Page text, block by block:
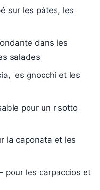
sur les pâtes, les
dans les
salades
les gnocchi et les
pour un risotto
la caponata et les
pour les carpaccios et